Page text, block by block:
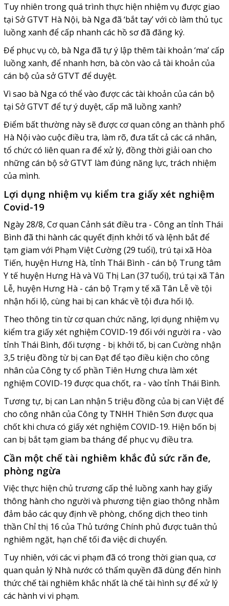
Tuy nhiên trong quá trình thực hiện nhiệm vụ được giao
tại Sở GTVT Hà Nội, bà Nga đã ‘bắt tay’ với cò làm thủ tục
luồng xanh để cấp nhanh các hồ sơ đã đăng ký.
Để phục vụ cò, bà Nga đã tự ý lập thêm tài khoản ‘ma’ cấp
luồng xanh, để nhanh hơn, bà còn vào cả tài khoản của
cán bộ của sở GTVT để duyệt.
Vì sao bà Nga có thể vào được các tài khoản của cán bộ
tại Sở GTVT để tự ý duyệt, cấp mã luồng xanh?
Điểm bất thường này sẽ được cơ quan công an thành phố
Hà Nội vào cuộc điều tra, làm rõ, đưa tất cả các cá nhân,
tổ chức có liên quan ra để xử lý, đồng thời giải oan cho
những cán bộ sở GTVT làm đúng năng lực, trách nhiệm
của mình.
Lợi dụng nhiệm vụ kiểm tra giấy xét nghiệm
Covid-19
Ngày 28/8, Cơ quan Cảnh sát điều tra - Công an tỉnh Thái
Bình đã thi hành các quyết định khởi tố và lệnh bắt để
tạm giam với Phạm Việt Cường (29 tuổi), trú tại xã Hòa
Tiến, huyện Hưng Hà, tỉnh Thái Bình - cán bộ Trung tâm
Y tế huyện Hưng Hà và Vũ Thị Lan (37 tuổi), trú tại xã Tân
Lễ, huyện Hưng Hà - cán bộ Trạm y tế xã Tân Lễ về tội
nhận hối lộ, cùng hai bị can khác về tội đưa hối lộ.
Theo thông tin từ cơ quan chức năng, lợi dụng nhiệm vụ
kiểm tra giấy xét nghiệm COVID-19 đối với người ra - vào
tỉnh Thái Bình, đối tượng - bị khởi tố, bị can Cường nhận
3,5 triệu đồng từ bị can Đạt để tạo điều kiện cho công
nhân của Công ty cổ phần Tiên Hưng chưa làm xét
nghiệm COVID-19 được qua chốt, ra - vào tỉnh Thái Bình.
Tương tự, bị can Lan nhận 5 triệu đồng của bị can Việt để
cho công nhân của Công ty TNHH Thiên Sơn được qua
chốt khi chưa có giấy xét nghiệm COVID-19. Hiện bốn bị
can bị bắt tạm giam ba tháng để phục vụ điều tra.
Cần một chế tài nghiêm khắc đủ sức răn đe,
phòng ngừa
Việc thực hiện chủ trương cấp thẻ luồng xanh hay giấy
thông hành cho người và phương tiện giao thông nhằm
đảm bảo các quy định về phòng, chống dịch theo tinh
thần Chỉ thị 16 của Thủ tướng Chính phủ được tuân thủ
nghiêm ngặt, hạn chế tối đa việc di chuyển.
Tuy nhiên, với các vi phạm đã có trong thời gian qua, cơ
quan quản lý Nhà nước có thẩm quyền đã dùng đến hình
thức chế tài nghiêm khắc nhất là chế tài hình sự để xử lý
các hành vi vi phạm.